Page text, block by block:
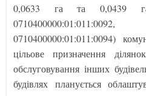
0,0633 га та 0,0439 га
0710400000:01:011:0092,
0710400000:01:011:0094)
цільове призначення
обслуговування інших
будівлях планується